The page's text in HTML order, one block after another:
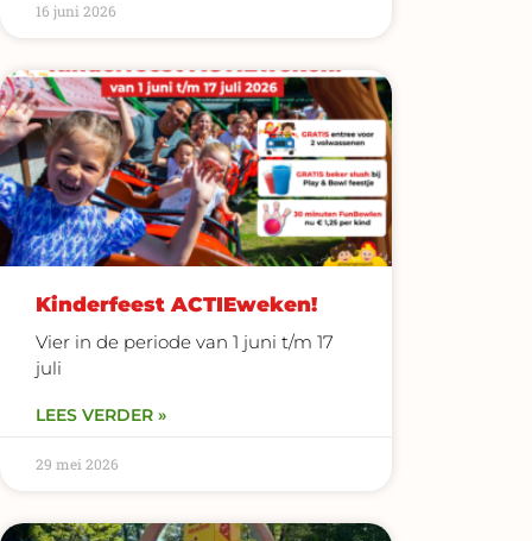
16 juni 2026
Kinderfeest ACTIEweken!
Vier in de periode van 1 juni t/m 17
juli
LEES VERDER »
29 mei 2026